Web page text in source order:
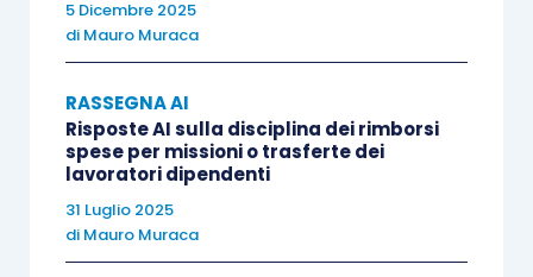
“Esperto AI ”, a cui è possibile accedere
cliccando in calce alla chatbot. Utilizzando
questa nuova funzione è possibile
sistema di intelligenza artificialenon solo
all’interno delperimetro delle schede autorali
(curate dai professionisti del Centro Studi
Euroconference), ma anche
5 Dicembre 2025
di Mauro Muraca
RASSEGNA AI
Risposte AI sulla disciplina dei rimborsi
spese per missioni o trasferte dei
lavoratori dipendenti
31 Luglio 2025
di Mauro Muraca